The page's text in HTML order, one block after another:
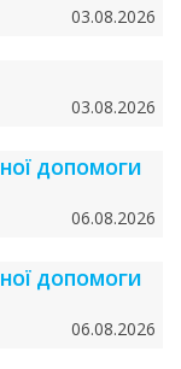
03.08.2026
03.08.2026
ДОПОМОГИ
06.08.2026
ДОПОМОГИ
06.08.2026